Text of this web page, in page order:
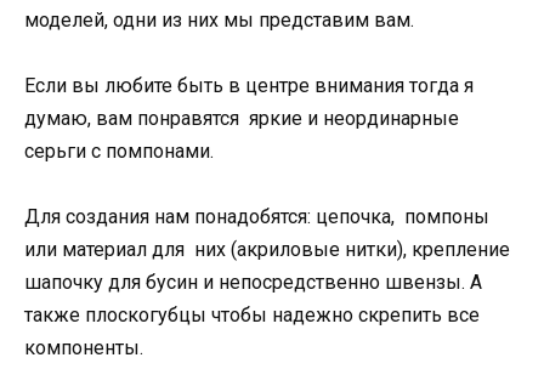
моделей, одни из них мы представим вам.
Если вы любите быть в центре внимания тогда я
думаю, вам понравятся яркие и неординарные
серьги с помпонами.
Для создания нам понадобятся: цепочка, помпоны
или материал для них (акриловые нитки), крепление
шапочку для бусин и непосредственно швензы. А
также плоскогубцы чтобы надежно скрепить все
компоненты.